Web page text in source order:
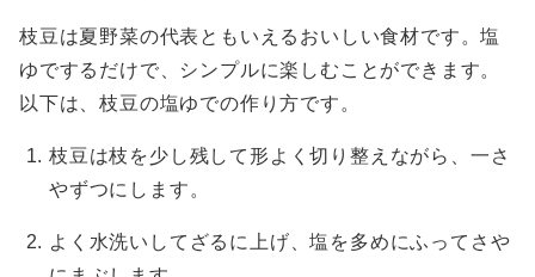
枝豆は夏野菜の代表ともいえるおいしい食材です。塩
ゆでするだけで、シンプルに楽しむことができます。
以下は、枝豆の塩ゆでの作り方です。
枝豆は枝を少し残して形よく切り整えながら、一さ
やずつにします。
よく水洗いしてざるに上げ、塩を多めにふってさや